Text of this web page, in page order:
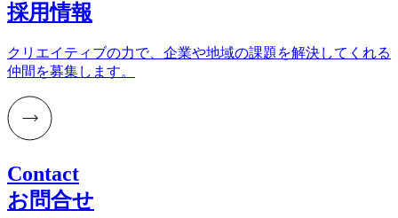
採用情報
クリエイティブの力で、企業や地域の課題を解決してくれる
仲間を募集します。
Contact
お問合せ